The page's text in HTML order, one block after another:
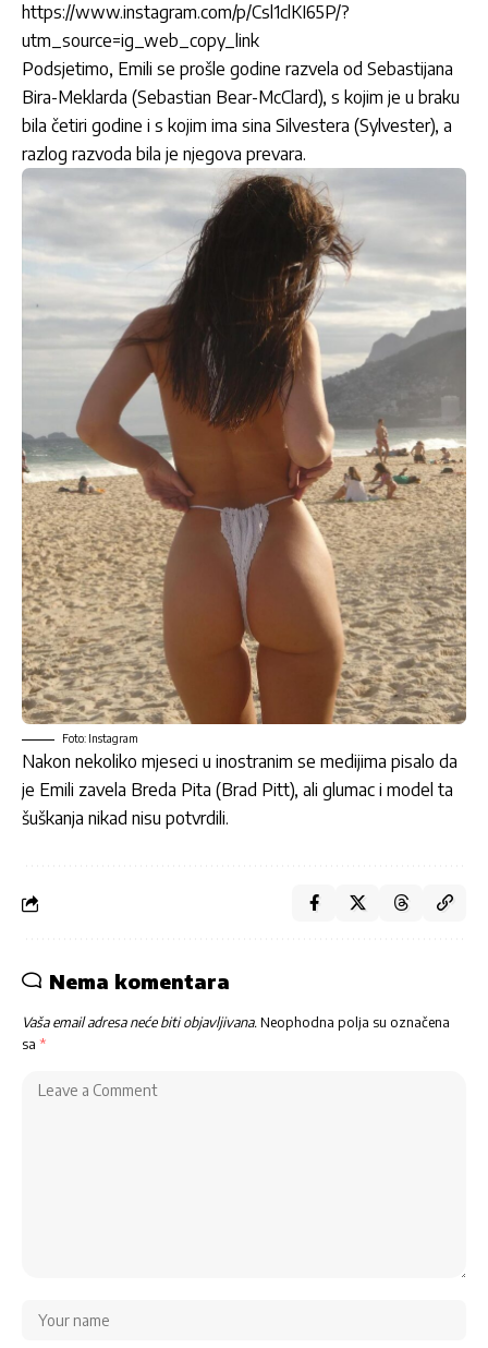
https://www.instagram.com/p/Csl1clKI65P/?
utm_source=ig_web_copy_link
Podsjetimo, Emili se prošle godine razvela od Sebastijana
Bira-Meklarda (Sebastian Bear-McClard), s kojim je u braku
bila četiri godine i s kojim ima sina Silvestera (Sylvester), a
razlog razvoda bila je njegova prevara.
Foto: Instagram
Nakon nekoliko mjeseci u inostranim se medijima pisalo da
je Emili zavela Breda Pita (Brad Pitt), ali glumac i model ta
šuškanja nikad nisu potvrdili.
Nema komentara
Vaša email adresa neće biti objavljivana.Neophodna polja su označena
sa *